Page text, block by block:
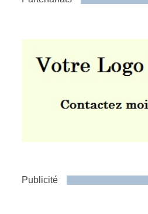
Publicité